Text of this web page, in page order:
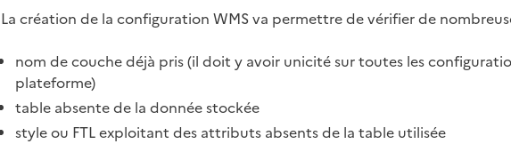
La création de la configuration WMS va permettre de vérifier de
nom de couche déjà pris (il doit y avoir unicité sur toutes les
plateforme)
table absente de la donnée stockée
style ou FTL exploitant des attributs absents de la table utilisée